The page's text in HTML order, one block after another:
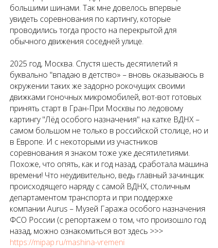
большими шинами. Так мне довелось впервые
увидеть соревнования по картингу, которые
проводились тогда просто на перекрытой для
обычного движения соседней улице.
2025 год, Москва. Спустя шесть десятилетий я
буквально "впадаю в детство» – вновь оказываюсь в
окружении таких же задорно рокочущих своими
движками гоночных микромобилей, вот-вот готовых
принять старт в Гран-При Москвы по ледовому
картингу "Лёд особого назначения" на катке ВДНХ –
самом большом не только в российской столице, но и
в Европе. И с некоторыми из участников
соревнования я знаком тоже уже десятилетиями.
Похоже, что опять, как и год назад, сработала машина
времени! Что неудивительно, ведь главный зачинщик
происходящего наряду с самой ВДНХ, столичным
департаментом транспорта и при поддержке
компании Aurus – Музей Гаража особого назначения
ФСО России (с репортажем о том, что произошло год
назад, можно ознакомиться вот здесь >>>
https://mipap.ru/mashina-vremeni